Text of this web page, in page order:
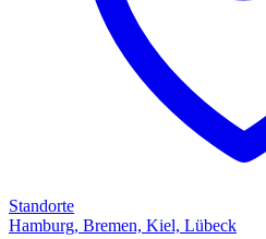
Standorte
Hamburg, Bremen, Kiel, Lübeck